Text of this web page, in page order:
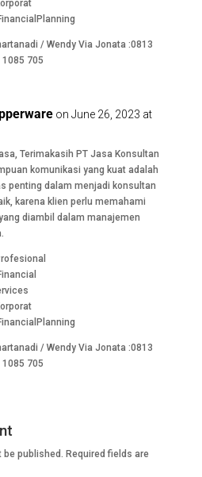
/ Wendy Via Jonata :0813
705
on June 26, 2023 at
Terimakasih PT Jasa Konsultan
komunikasi yang kuat adalah
penting dalam menjadi konsultan
karena klien perlu memahami
diambil dalam manajemen
/ Wendy Via Jonata :0813
705
be published. Required fields are